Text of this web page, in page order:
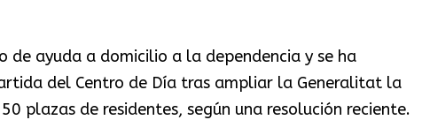
de ayuda a domicilio a la dependencia y se ha
del Centro de Día tras ampliar la Generalitat la
plazas de residentes, según una resolución reciente.